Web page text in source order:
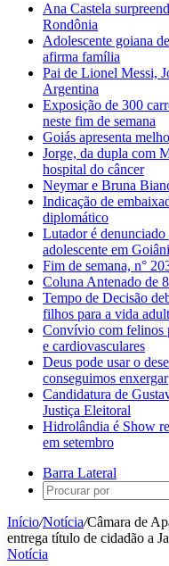
Ana Castela
Rondônia
Adolescente goiana
afirma família
Pai de Lionel Messi,
Argentina
Exposição de 300
neste fim de semana
Goiás apresenta
Jorge, da dupla com
hospital do câncer
Neymar e Bruna
Indicação de
diplomático
Lutador é
adolescente em
Fim de semana, n°
Coluna Antenado de
Tempo de Decisão
filhos para a vida
Convívio com felinos
e cardiovasculares
Deus pode usar o
conseguimos enxergar
Candidatura de
Justiça Eleitoral
Hidrolândia é Show
em setembro
Barra Lateral
Início/Notícia/Câmara de
entrega título de cidadão a
Notícia